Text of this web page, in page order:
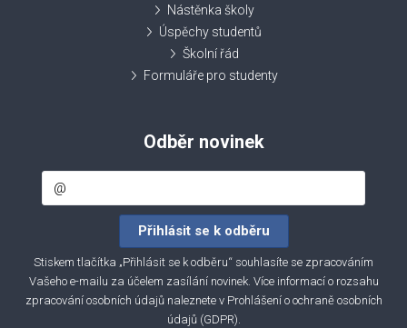
Nástěnka školy
Úspěchy studentů
Školní řád
Formuláře pro studenty
Odběr novinek
Stiskem tlačítka „Přihlásit se k odběru“ souhlasíte se zpracováním
Vašeho e-mailu za účelem zasílání novinek. Více informací o rozsahu
zpracování osobních údajů naleznete v Prohlášení o ochraně osobních
údajů (GDPR).